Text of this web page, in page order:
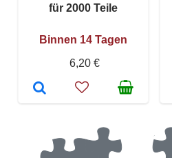
für 2000 Teile
Binnen 14 Tagen
6,20 €